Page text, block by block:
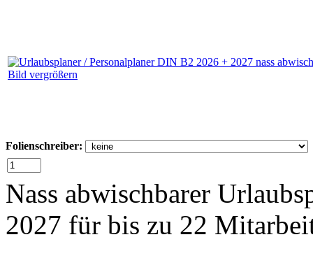
Bild vergrößern
Folienschreiber:
Nass abwischbarer
2027 für bis zu 22